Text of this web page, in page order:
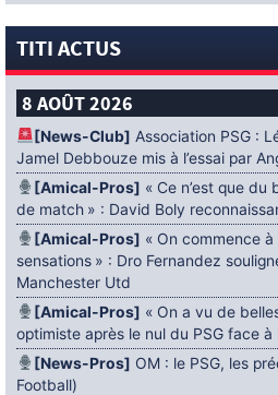
TITI ACTUS
8 AOÛT 2026
[News-Club] Association PSG :
Jamel Debbouze mis à l’essai par
[Amical-Pros] « Ce n’est que
de match » : David Boly
[Amical-Pros] « On commence
sensations » : Dro Fernandez
Manchester Utd
[Amical-Pros] « On a vu de
optimiste après le nul du PSG face
[News-Pros] OM : le PSG, les
Football)